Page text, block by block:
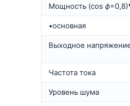
Мощность (cos ф=0,8)
•основная
Выходное
Частота тока
Уровень шума